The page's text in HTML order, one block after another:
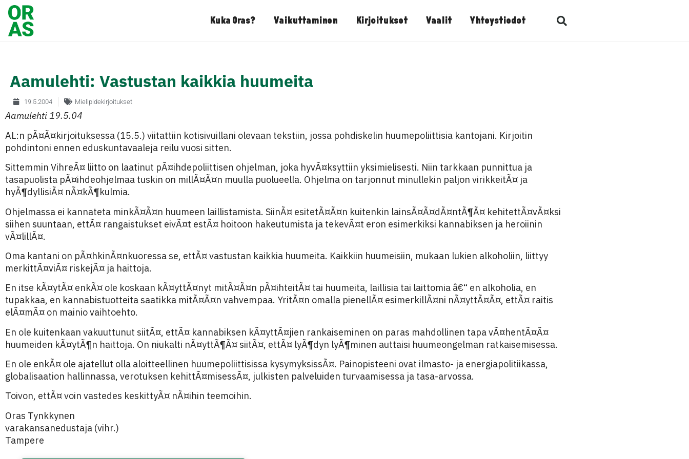
Kuka Oras? Vaikuttaminen Kirjoitukset Vaalit Yhteystiedot
Aamulehti: Vastustan kaikkia huumeita
19.5.2004 Mielipidekirjoitukset
Aamulehti 19.5.04
AL:n pÃ¤Ã¤kirjoituksessa (15.5.) viitattiin kotisivuillani olevaan tekstiin, jossa pohdiskelin huumepoliittisia kantojani. Kirjoitin
pohdintoni ennen eduskuntavaaleja reilu vuosi sitten.
Sittemmin VihreÃ¤ liitto on laatinut pÃ¤ihdepoliittisen ohjelman, joka hyvÃ¤ksyttiin yksimielisesti. Niin tarkkaan punnittua ja
tasapuolista pÃ¤ihdeohjelmaa tuskin on millÃ¤Ã¤n muulla puolueella. Ohjelma on tarjonnut minullekin paljon virikkeitÃ¤ ja
hyÃ¶dyllisiÃ¤ nÃ¤kÃ¶kulmia.
Ohjelmassa ei kannateta minkÃ¤Ã¤n huumeen laillistamista. SiinÃ¤ esitetÃ¤Ã¤n kuitenkin lainsÃ¤Ã¤dÃ¤ntÃ¶Ã¤ kehitettÃ¤vÃ¤ksi
siihen suuntaan, ettÃ¤ rangaistukset eivÃ¤t estÃ¤ hoitoon hakeutumista ja tekevÃ¤t eron esimerkiksi kannabiksen ja heroiinin
vÃ¤lillÃ¤.
Oma kantani on pÃ¤hkinÃ¤nkuoressa se, ettÃ¤ vastustan kaikkia huumeita. Kaikkiin huumeisiin, mukaan lukien alkoholiin, liittyy
merkittÃ¤viÃ¤ riskejÃ¤ ja haittoja.
En itse kÃ¤ytÃ¤ enkÃ¤ ole koskaan kÃ¤yttÃ¤nyt mitÃ¤Ã¤n pÃ¤ihteitÃ¤ tai huumeita, laillisia tai laittomia â€“ en alkoholia, en
tupakkaa, en kannabistuotteita saatikka mitÃ¤Ã¤n vahvempaa. YritÃ¤n omalla pienellÃ¤ esimerkillÃ¤ni nÃ¤yttÃ¤Ã¤, ettÃ¤ raitis
elÃ¤mÃ¤ on mainio vaihtoehto.
En ole kuitenkaan vakuuttunut siitÃ¤, ettÃ¤ kannabiksen kÃ¤yttÃ¤jien rankaiseminen on paras mahdollinen tapa vÃ¤hentÃ¤Ã¤
huumeiden kÃ¤ytÃ¶n haittoja. On niukalti nÃ¤yttÃ¶Ã¤ siitÃ¤, ettÃ¤ lyÃ¶dyn lyÃ¶minen auttaisi huumeongelman ratkaisemisessa.
En ole enkÃ¤ ole ajatellut olla aloitteellinen huumepoliittisissa kysymyksissÃ¤. Painopisteeni ovat ilmasto- ja energiapolitiikassa,
globalisaation hallinnassa, verotuksen kehittÃ¤misessÃ¤, julkisten palveluiden turvaamisessa ja tasa-arvossa.
Toivon, ettÃ¤ voin vastedes keskittyÃ¤ nÃ¤ihin teemoihin.
Oras Tynkkynen
varakansanedustaja (vihr.)
Tampere